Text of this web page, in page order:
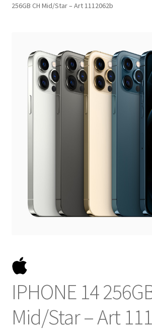
TIENDA
MI CUENTA
NOSOTROS
SERVICIOS
256GB CH Mid/Star – Art 1112062b
IPHONE 14
Mid/Star – Art